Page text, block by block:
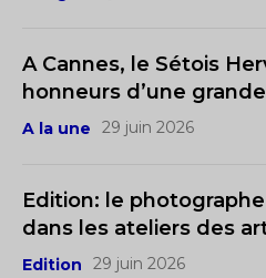
A Cannes, le Sétois
honneurs d’une
A la une 29 juin 2026
Edition: le
dans les ateliers des
Edition 29 juin 2026